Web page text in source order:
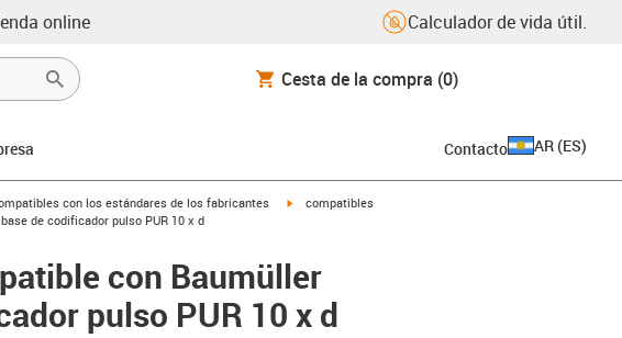
online Calculador de vida útil.
Cesta de la compra (0)
Contacto AR (ES)
con los estándares de los fabricantes igus-icon-arrow-right
compatibles
de codificador pulso PUR 10 x d
con Baumüller
pulso PUR 10 x d